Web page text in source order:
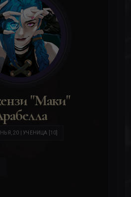
"Маки"
20 | УЧЕНИЦА [10]